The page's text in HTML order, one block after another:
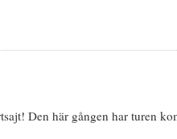
Den här gången har turen